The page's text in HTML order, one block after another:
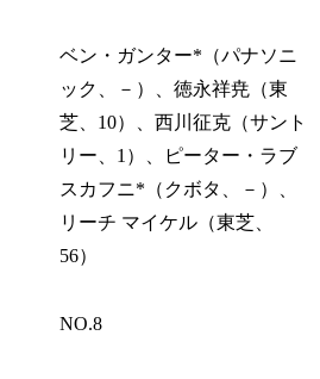
ベン・ガンター*（パナソニ
ック、－）、徳永祥尭（東
芝、10）、西川征克（サント
リー、1）、ピーター・ラブ
スカフニ*（クボタ、－）、
リーチ マイケル（東芝、
56）
NO.8